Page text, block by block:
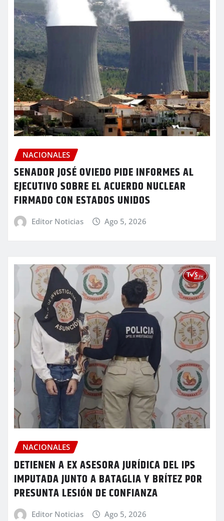
NACIONALES
SENADOR JOSÉ OVIEDO PIDE INFORMES AL
EJECUTIVO SOBRE EL ACUERDO NUCLEAR
FIRMADO CON ESTADOS UNIDOS
Editor Noticias Ago 5, 2026
NACIONALES
DETIENEN A EX ASESORA JURÍDICA DEL IPS
IMPUTADA JUNTO A BATAGLIA Y BRÍTEZ POR
PRESUNTA LESIÓN DE CONFIANZA
Editor Noticias Ago 5, 2026